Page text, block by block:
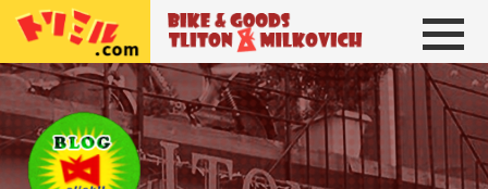
トリトン＆ミルコビッチ BIKE＆